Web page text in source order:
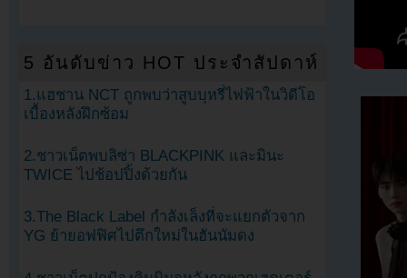
5 อันดับข่าว HOT ประจำสัปดาห์
1.แฮชาน NCT ถูกพบว่าสูบบุหรี่ไฟฟ้าในวิดีโอ
เบื้องหลังฝึกซ้อม
2.ชาวเน็ตพบลิซ่า BLACKPINK และมินะ
TWICE ไปช้อปปิ้งด้วยกัน
3.The Black Label กำลังเล็งที่จะแยกตัวจาก
YG ย้ายอฟฟิศไปตึกใหม่ในฮันนัมดง